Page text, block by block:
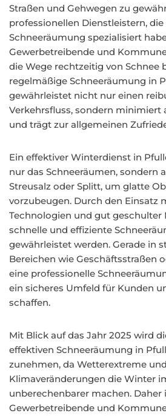
Straßen und Gehwegen zu
professionellen Dienstleistern,
Schneeräumung spezialisiert
Gewerbetreibende und
die Wege rechtzeitig von Schnee
regelmäßige Schneeräumung in
gewährleistet nicht nur einen
Verkehrsfluss, sondern minimiert
und trägt zur allgemeinen
Ein effektiver Winterdienst in
nur das Schneeräumen, sondern
Streusalz oder Splitt, um glatte
vorzubeugen. Durch den Einsatz
Technologien und gut geschulter
schnelle und effiziente
gewährleistet werden. Gerade in
Bereichen wie Geschäftsstraßen
eine professionelle
ein sicheres Umfeld für Kunden
schaffen.
Mit Blick auf das Jahr 2025 wird
effektiven Schneeräumung in
zunehmen, da Wetterextreme und
Klimaveränderungen die Winter
unberechenbarer machen. Daher
Gewerbetreibende und